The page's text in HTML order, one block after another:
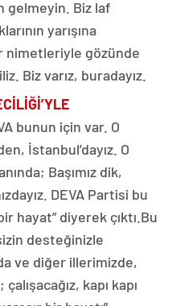
gelmeyin. Biz laf
yarışına
nimetleriyle gözünde
Biz varız, buradayız.
bunun için var. O
İstanbul’dayız. O
Başımız dik,
DEVA Partisi bu
hayat” diyerek çıktı.Bu
desteğinizle
ve diğer illerimizde,
kapı kapı